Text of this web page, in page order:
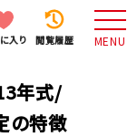
入り 閲覧履歴 MENU
年式/
の特徴